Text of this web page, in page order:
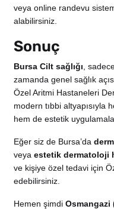
veya online randevu
alabilirsiniz.
Sonuç
Bursa Cilt sağlığı ,
zamanda genel sağlık
Özel Aritmi Hastaneleri
modern tıbbi altyapısıyla
hem de estetik
Eğer siz de Bursa’da
veyaestetik dermatoloji
ve kişiye özel tedavi için
edebilirsiniz.
Hemen şimdiOsmangazi